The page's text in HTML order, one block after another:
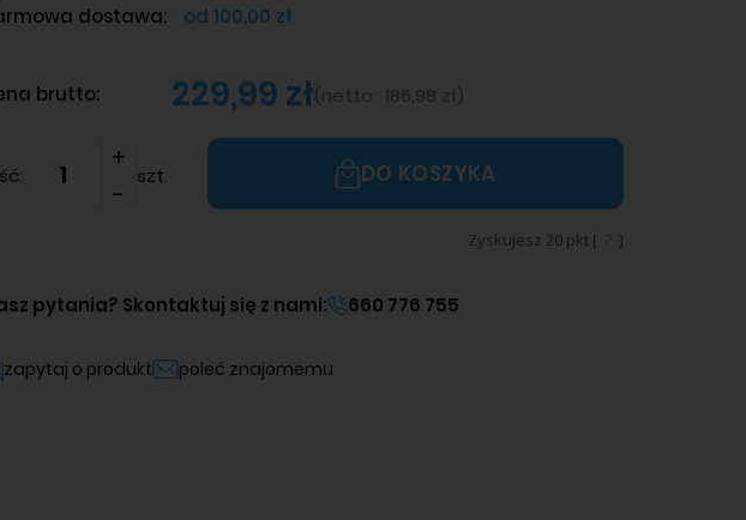
dostawa:
od 100,00 zł
brutto: 229,99 zł(netto: 186,98 zł)
szt. DO KOSZYKA
Zyskujesz 20pkt [ ]
pytania? Skontaktuj się z nami: 660 776 755
zapytaj o produkt poleć znajomemu